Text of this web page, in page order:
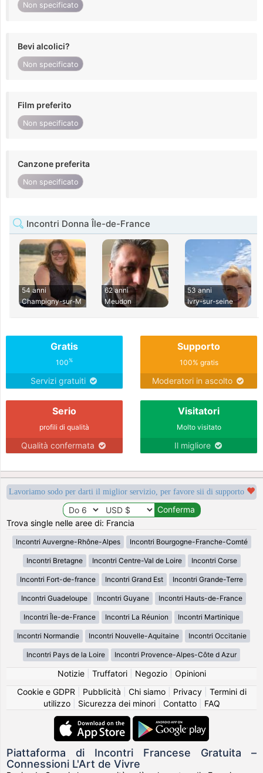
Non specificato
Bevi alcolici?
Non specificato
Film preferito
Non specificato
Canzone preferita
Non specificato
Incontri Donna Île-de-France
54 anni
Champigny-sur-M
62 anni
Meudon
53 anni
Ivry-sur-seine
Gratis
100%
Servizi gratuiti
Supporto
100% gratis
Moderatori in ascolto
Serio
profili di qualità
Qualità confermata
Visitatori
Molto visitato
Il migliore
Lavoriamo sodo per darti il miglior servizio, per favore sii di supporto
Trova single nelle aree di: Francia
Incontri Auvergne-Rhône-Alpes Incontri Bourgogne-Franche-Comté
Incontri Bretagne Incontri Centre-Val de Loire Incontri Corse
Incontri Fort-de-france Incontri Grand Est Incontri Grande-Terre
Incontri Guadeloupe Incontri Guyane Incontri Hauts-de-France
Incontri Île-de-France Incontri La Réunion Incontri Martinique
Incontri Normandie Incontri Nouvelle-Aquitaine Incontri Occitanie
Incontri Pays de la Loire Incontri Provence-Alpes-Côte d Azur
Notizie| Truffatori| Negozio| Opinioni
Cookie e GDPR
Pubblicità Chi siamo| Privacy| Termini di
utilizzo| Sicurezza dei minori| Contatto| FAQ
Piattaforma di Incontri Francese Gratuita –
Connessioni L'Art de Vivre